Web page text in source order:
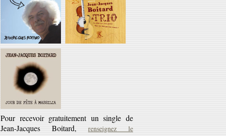
Rééditions CD des cassettes les Cahiers du
Garlaban - 10€ + 45 tours offert
En savoir plus...
Pour recevoir gratuitement un single de
Jean-Jacques Boitard, renseignez le